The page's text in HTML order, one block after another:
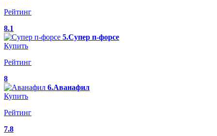
Рейтинг
8.1
5.Супер п-форсе
Купить
Рейтинг
8
6.Аванафил
Купить
Рейтинг
7.8